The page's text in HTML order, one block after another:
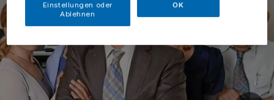
Einstellungen oder
Ablehnen
OK